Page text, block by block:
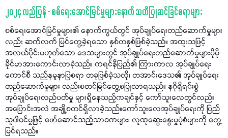
၂၀၂၄ လည်ပြန် - စစ်ရေးအောင်မြင်မှုများနောက် သတိပြုဆင်ခြင်စရာများ
စစ်ရေးအောင်မြင်မှုများ၏ နောက်ကွယ်တွင် အုပ်ချုပ်ရေးတည်ဆောက်မှုများ
လည်း ဆက်လက် မြင်တွေ့ခဲ့ရသော နှစ်တနှစ်ဖြစ်ခဲ့သည်။ အထူးသဖြင့်
အလယ်ပိုင်းမဟုတ်သော ဒေသများတွင် အုပ်ချုပ်ရေးတည်ဆောက်မှုများပိုမို
ခိုင်မာအားကောင်းလာခဲ့သည်။ ကရင်နီပြည်၏ ကြားကာလ အုပ်ချုပ်ရေး
ကောင်စီ သည်နမူနာပြစရာ တခုဖြစ်ခဲ့သလို၊ တအာင်းဒေသ၏ အုပ်ချုပ်ရေး
တည်ဆောက်မှုများ လည်းစတင်မြင်တွေ့စပြုလာရသည်။ နဂိုရှိရင်းစွဲ
အုပ်ချုပ်ရေးလည်ပတ်မှု များရှိနေသည့်ကချင်နှင့် ကော်သူးလေတွင်လည်း
အပြောင်းအလဲ အချို့စတင်ရှိလာခဲ့သည်။ကော်သူးလေအုပ်ချုပ်ရေးကို ပြည်
သူပါဝင်မှုဖြင့် ဖော်ဆောင်သည့်သာဓကများ၊ လူထုဆွေးနွေးမှုပုံစံများကို တွေ့
မြင်ရသည်။